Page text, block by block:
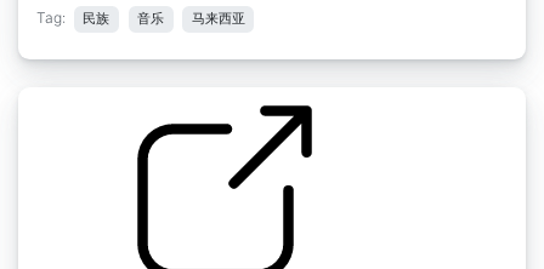
Tag: 民族 音乐 马来西亚